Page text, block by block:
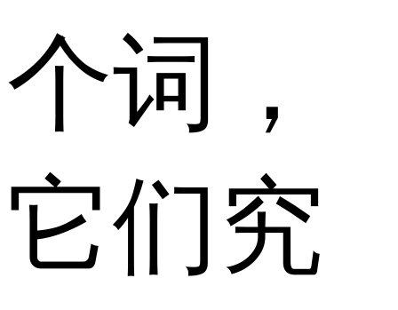
个词，
它们究